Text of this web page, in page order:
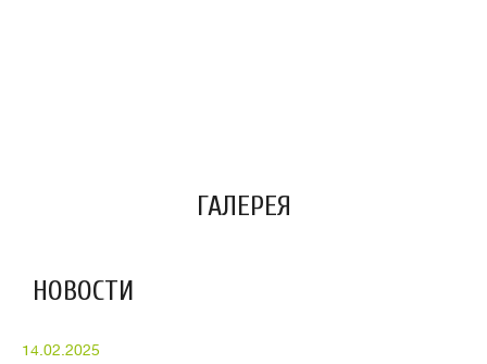
ГАЛЕРЕЯ
НОВОСТИ
14.02.2025